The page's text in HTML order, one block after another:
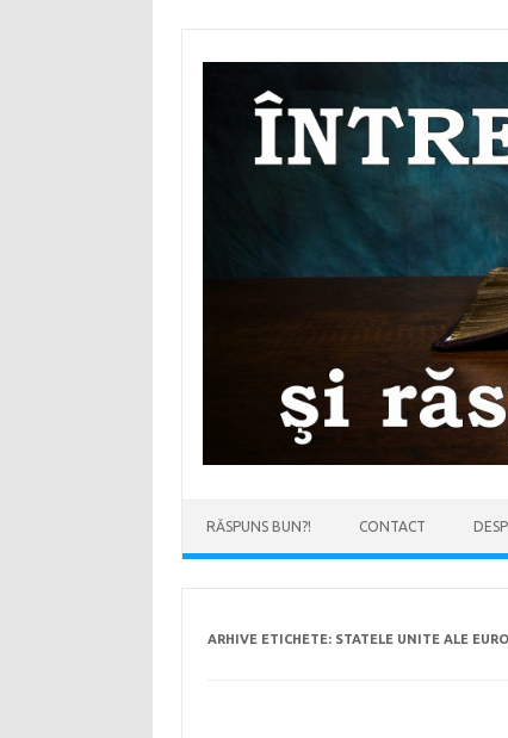
RĂSPUNS BUN?! CONTACT
ARHIVE ETICHETE: STATELE UNITE ALE